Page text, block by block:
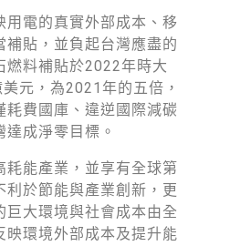
用電的真實外部成本、移
補貼，並負起台灣應盡的
燃料補貼於2022年時大
元，為2021年的五倍，
耗費國庫、違逆國際減碳
成淨零目標。
耗能產業，並享有全球第
利於節能與產業創新，更
巨大環境與社會成本由全
映環境外部成本及提升能